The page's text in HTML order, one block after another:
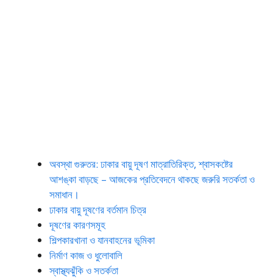
অবস্থা গুরুতর: ঢাকার বায়ু দূষণ মাত্রাতিরিক্ত, শ্বাসকষ্টের
আশঙ্কা বাড়ছে – আজকের প্রতিবেদনে থাকছে জরুরি সতর্কতা ও
সমাধান।
ঢাকার বায়ু দূষণের বর্তমান চিত্র
দূষণের কারণসমূহ
শিল্পকারখানা ও যানবাহনের ভূমিকা
নির্মাণ কাজ ও ধুলোবালি
স্বাস্থ্যঝুঁকি ও সতর্কতা